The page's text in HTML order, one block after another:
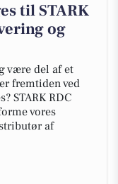
til STARK
og
være del af et
fremtiden ved
STARK RDC
vores
af